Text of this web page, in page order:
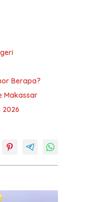
Berapa?
Makassar
2026